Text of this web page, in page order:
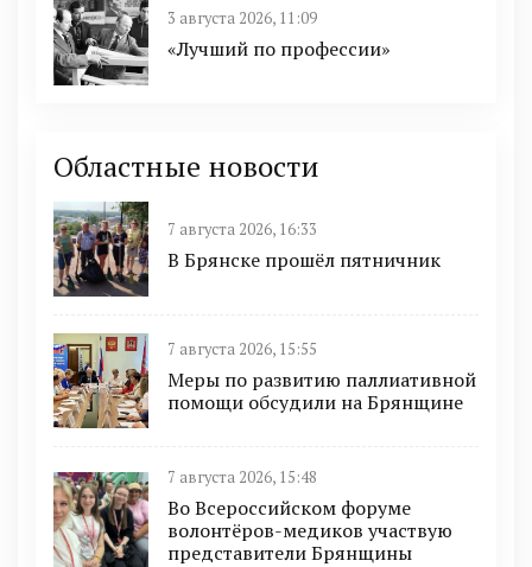
3 августа 2026, 11:09
«Лучший по профессии»
Областные новости
7 августа 2026, 16:33
В Брянске прошёл пятничник
7 августа 2026, 15:55
Меры по развитию паллиативной
помощи обсудили на Брянщине
7 августа 2026, 15:48
Во Всероссийском форуме
волонтёров-медиков участвую
представители Брянщины